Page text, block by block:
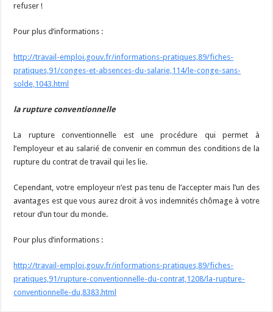
refuser !
Pour plus d’informations :
http://travail-emploi.gouv.fr/informations-pratiques,89/fiches-
pratiques,91/conges-et-absences-du-salarie,114/le-conge-sans-
solde,1043.html
la rupture conventionnelle
La rupture conventionnelle est une procédure qui permet à
l’employeur et au salarié de convenir en commun des conditions de la
rupture du contrat de travail qui les lie.
Cependant, votre employeur n’est pas tenu de l’accepter mais l’un des
avantages est que vous aurez droit à vos indemnités chômage à votre
retour d’un tour du monde.
Pour plus d’informations :
http://travail-emploi.gouv.fr/informations-pratiques,89/fiches-
pratiques,91/rupture-conventionnelle-du-contrat,1208/la-rupture-
conventionnelle-du,8383.html